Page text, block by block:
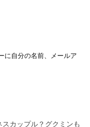
に自分の名前、メールア
カップル？グクミンも